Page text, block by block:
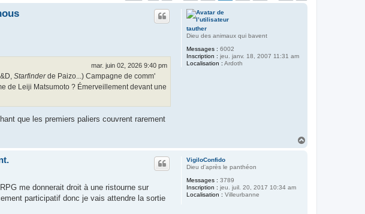
tauther
Dieu des animaux qui bavent
Messages : 6002
Inscription : jeu. janv. 18, 2007 11:31 am
Localisation : Ardoth
mar. juin 02, 2026 9:40 pm
Starfinderde Paizo...) Campagne de comm'
de Leiji Matsumoto ? Émerveillement devant une
que les premiers paliers couvrent rarement
VigiloConfido
Dieu d'après le panthéon
Messages : 3789
Inscription : jeu. juil. 20, 2017 10:34 am
Localisation : Villeurbanne
me donnerait droit à une ristourne sur
participatif donc je vais attendre la sortie